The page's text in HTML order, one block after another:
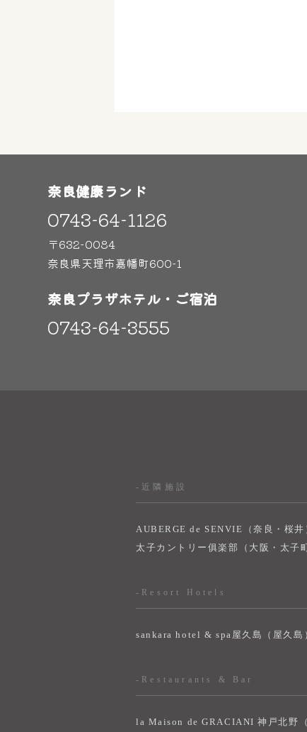
奈良健康ランド
0743-64-1126
〒632-0084
奈良県天理市嘉幡町600-1
奈良プラザホテル・ご宿泊
0743-64-3555
-近隣施設
AUBERGE de SENVIE（奈良・桜井
太子カントリー俱楽部（大阪・太子
-Resort Hotels
sankara hotel & spa屋久島（屋久島
-Restaurants & Bar
la Maison de GRACIANI 神戸北野（